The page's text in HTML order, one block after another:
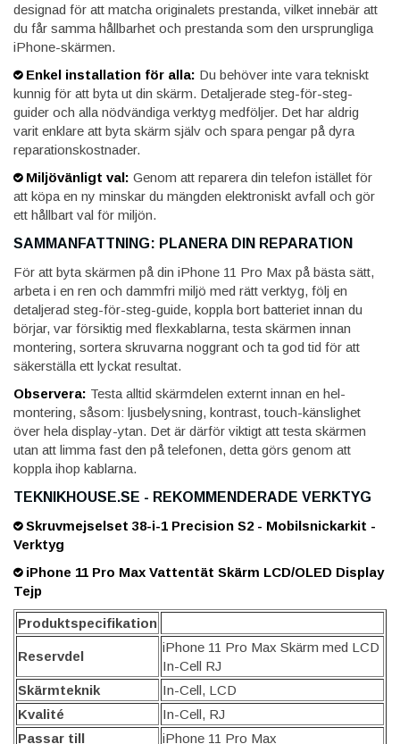
designad för att matcha originalets prestanda, vilket innebär att
du får samma hållbarhet och prestanda som den ursprungliga
iPhone-skärmen.
Enkel installation för alla: Du behöver inte vara tekniskt
kunnig för att byta ut din skärm. Detaljerade steg-för-steg-
guider och alla nödvändiga verktyg medföljer. Det har aldrig
varit enklare att byta skärm själv och spara pengar på dyra
reparationskostnader.
Miljövänligt val: Genom att reparera din telefon istället för
att köpa en ny minskar du mängden elektroniskt avfall och gör
ett hållbart val för miljön.
SAMMANFATTNING: PLANERA DIN REPARATION
För att byta skärmen på din iPhone 11 Pro Max på bästa sätt,
arbeta i en ren och dammfri miljö med rätt verktyg, följ en
detaljerad steg-för-steg-guide, koppla bort batteriet innan du
börjar, var försiktig med flexkablarna, testa skärmen innan
montering, sortera skruvarna noggrant och ta god tid för att
säkerställa ett lyckat resultat.
Observera: Testa alltid skärmdelen externt innan en hel-
montering, såsom: ljusbelysning, kontrast, touch-känslighet
över hela display-ytan. Det är därför viktigt att testa skärmen
utan att limma fast den på telefonen, detta görs genom att
koppla ihop kablarna.
TEKNIKHOUSE.SE - REKOMMENDERADE VERKTYG
Skruvmejselset 38-i-1 Precision S2 - Mobilsnickarkit -
Verktyg
iPhone 11 Pro Max Vattentät Skärm LCD/OLED Display
Tejp
Produktspecifikation
Reservdel
iPhone 11 Pro Max Skärm med LCD
In-Cell RJ
Skärmteknik
In-Cell, LCD
Kvalité
In-Cell, RJ
Passar till
iPhone 11 Pro Max